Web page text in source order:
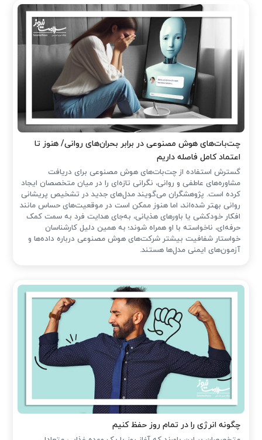
چت‌بات‌های هوش مصنوعی در برابر بحران‌های روانی/ هنوز تا
اعتماد کامل فاصله داریم
گسترش استفاده از چت‌بات‌های هوش مصنوعی برای دریافت
مشاوره‌های عاطفی و روانی، نگرانی تازه‌ای را در میان متخصصان ایجاد
کرده است. پژوهشگران می‌گویند مدل‌های جدید در تشخیص پریشانی
روانی بهتر شده‌اند، اما هنوز ممکن است در موقعیت‌های حساس مانند
افکار خودکشی یا باورهای هذیانی، به‌جای هدایت فرد به سمت کمک
حرفه‌ای، ناخواسته با او همراه شوند؛ به همین دلیل کارشناسان
خواستار شفافیت بیشتر شرکت‌های هوش مصنوعی درباره داده‌ها و
آزمون‌های ایمنی مدل‌ها هستند.
چگونه انرژی را در تمام روز حفظ کنیم